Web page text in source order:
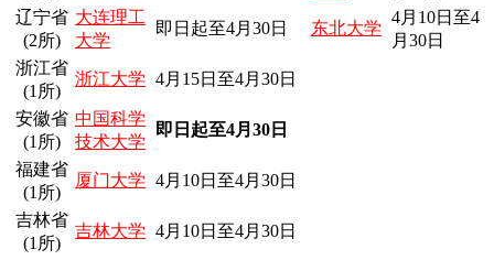
辽宁省
(2所)
大连理工
大学
即日起至4月 30日 东北大学
4月10日至4
月30日
浙江省
(1所)
浙江大学 4月15日至4月30日
安徽省
(1所)
中国科学
技术大学
即日起至4月30日
福建省
(1所)
厦门大学 4月10日至4月30日
吉林省
(1所)
吉林大学 4月10日至4月30日